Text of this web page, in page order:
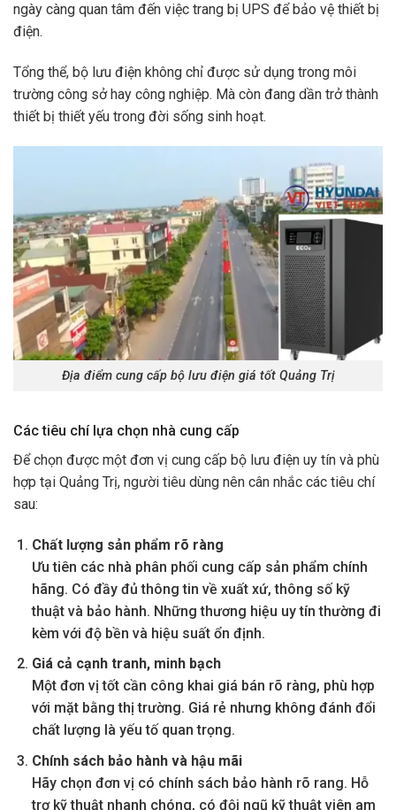
ngày càng quan tâm đến việc trang bị UPS để bảo vệ thiết bị
điện.
Tổng thể, bộ lưu điện không chỉ được sử dụng trong môi
trường công sở hay công nghiệp. Mà còn đang dần trở thành
thiết bị thiết yếu trong đời sống sinh hoạt.
Địa điểm cung cấp bộ lưu điện giá tốt Quảng Trị
Các tiêu chí lựa chọn nhà cung cấp
Để chọn được một đơn vị cung cấp bộ lưu điện uy tín và phù
hợp tại Quảng Trị, người tiêu dùng nên cân nhắc các tiêu chí
sau:
Chất lượng sản phẩm rõ ràng
Ưu tiên các nhà phân phối cung cấp sản phẩm chính
hãng. Có đầy đủ thông tin về xuất xứ, thông số kỹ
thuật và bảo hành. Những thương hiệu uy tín thường đi
kèm với độ bền và hiệu suất ổn định.
Giá cả cạnh tranh, minh bạch
Một đơn vị tốt cần công khai giá bán rõ ràng, phù hợp
với mặt bằng thị trường. Giá rẻ nhưng không đánh đổi
chất lượng là yếu tố quan trọng.
Chính sách bảo hành và hậu mãi
Hãy chọn đơn vị có chính sách bảo hành rõ rang. Hỗ
trợ kỹ thuật nhanh chóng, có đội ngũ kỹ thuật viên am